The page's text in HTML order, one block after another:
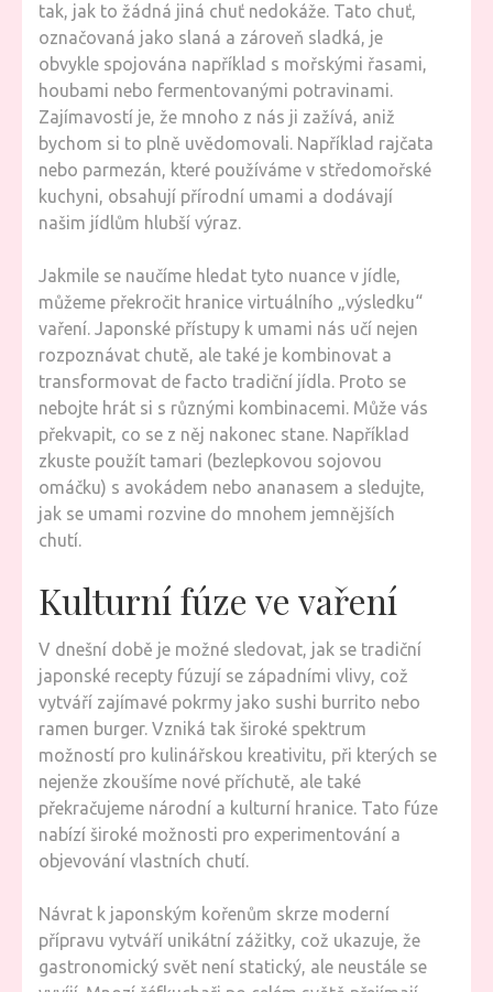
tak, jak to žádná jiná chuť nedokáže. Tato chuť,
označovaná jako slaná a zároveň sladká, je
obvykle spojována například s mořskými řasami,
houbami nebo fermentovanými potravinami.
Zajímavostí je, že mnoho z nás ji zažívá, aniž
bychom si to plně uvědomovali. Například rajčata
nebo parmezán, které používáme v středomořské
kuchyni, obsahují přírodní umami a dodávají
našim jídlům hlubší výraz.
Jakmile se naučíme hledat tyto nuance v jídle,
můžeme překročit hranice virtuálního „výsledku“
vaření. Japonské přístupy k umami nás učí nejen
rozpoznávat chutě, ale také je kombinovat a
transformovat de facto tradiční jídla. Proto se
nebojte hrát si s různými kombinacemi. Může vás
překvapit, co se z něj nakonec stane. Například
zkuste použít tamari (bezlepkovou sojovou
omáčku) s avokádem nebo ananasem a sledujte,
jak se umami rozvine do mnohem jemnějších
chutí.
Kulturní fúze ve vaření
V dnešní době je možné sledovat, jak se tradiční
japonské recepty fúzují se západními vlivy, což
vytváří zajímavé pokrmy jako sushi burrito nebo
ramen burger. Vzniká tak široké spektrum
možností pro kulinářskou kreativitu, při kterých se
nejenže zkoušíme nové příchutě, ale také
překračujeme národní a kulturní hranice. Tato fúze
nabízí široké možnosti pro experimentování a
objevování vlastních chutí.
Návrat k japonským kořenům skrze moderní
přípravu vytváří unikátní zážitky, což ukazuje, že
gastronomický svět není statický, ale neustále se